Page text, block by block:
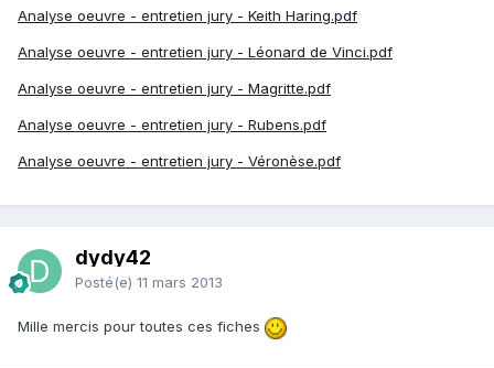
Analyse oeuvre - entretien jury - Keith Haring.pdf
Analyse oeuvre - entretien jury - Léonard de Vinci.pdf
Analyse oeuvre - entretien jury - Magritte.pdf
Analyse oeuvre - entretien jury - Rubens.pdf
Analyse oeuvre - entretien jury - Véronèse.pdf
dydy42
Posté(e) 11 mars 2013
Mille mercis pour toutes ces fiches